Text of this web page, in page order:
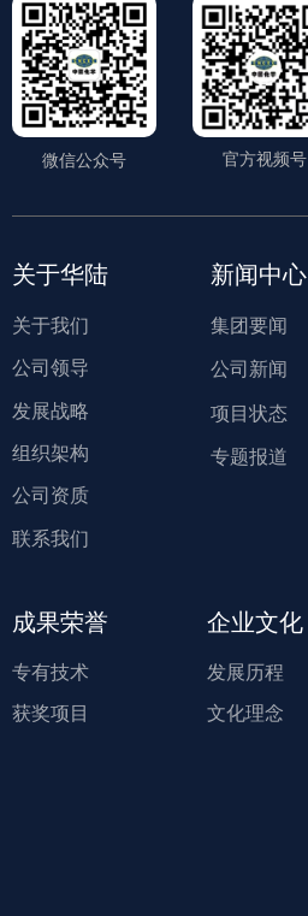
微信公众号 官方视频号
关于华陆
关于我们
公司领导
发展战略
组织架构
公司资质
联系我们
新闻中心
集团要闻
公司新闻
项目状态
专题报道
成果荣誉
专有技术
获奖项目
企业文化
发展历程
文化理念